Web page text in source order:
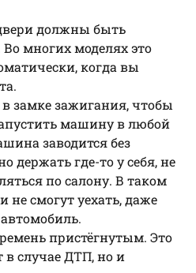
должны быть
многих моделях это
когда вы
замке зажигания, чтобы
машину в любой
заводится без
держать где-то у себя, не
по салону. В таком
не смогут уехать, даже
пристёгнутым. Это
в случае ДТП, но и